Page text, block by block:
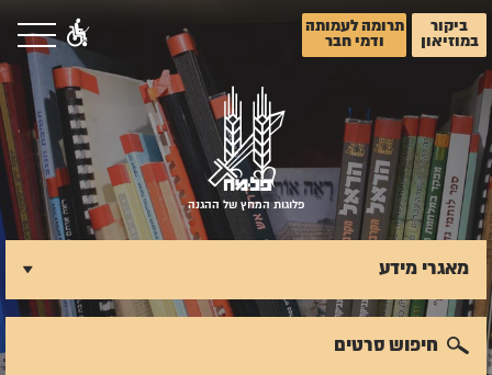
ביקור
במוזיאון
תרומה לעמותה
ודמי חבר
פלוגות המחץ של ההגנה
מאגרי מידע
חיפוש סרטים